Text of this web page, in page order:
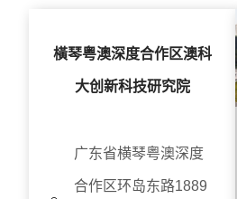
橫琴粤澳深度合作区澳科
大创新科技研究院
广东省横琴粤澳深度
合作区环岛东路1889